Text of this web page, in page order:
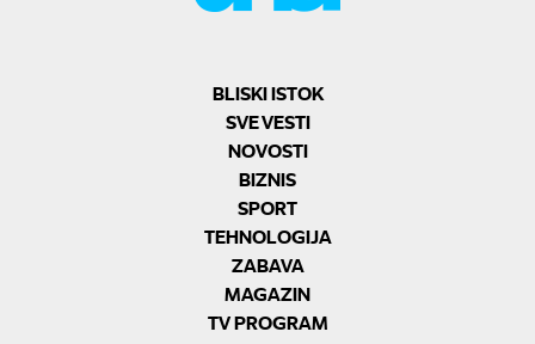
BLISKI ISTOK
SVE VESTI
NOVOSTI
BIZNIS
SPORT
TEHNOLOGIJA
ZABAVA
MAGAZIN
TV PROGRAM